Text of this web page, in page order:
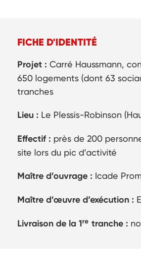
FICHE D'IDENTITÉ
Projet : Carré Haussmann,
650 logements (dont 63
tranches
Lieu : Le Plessis-Robinson
Effectif : près de 200
site lors du pic d’activité
Maître d’ouvrage : Icade
Maître d’œuvre d’exécution :
Livraison de la 1re tranche :